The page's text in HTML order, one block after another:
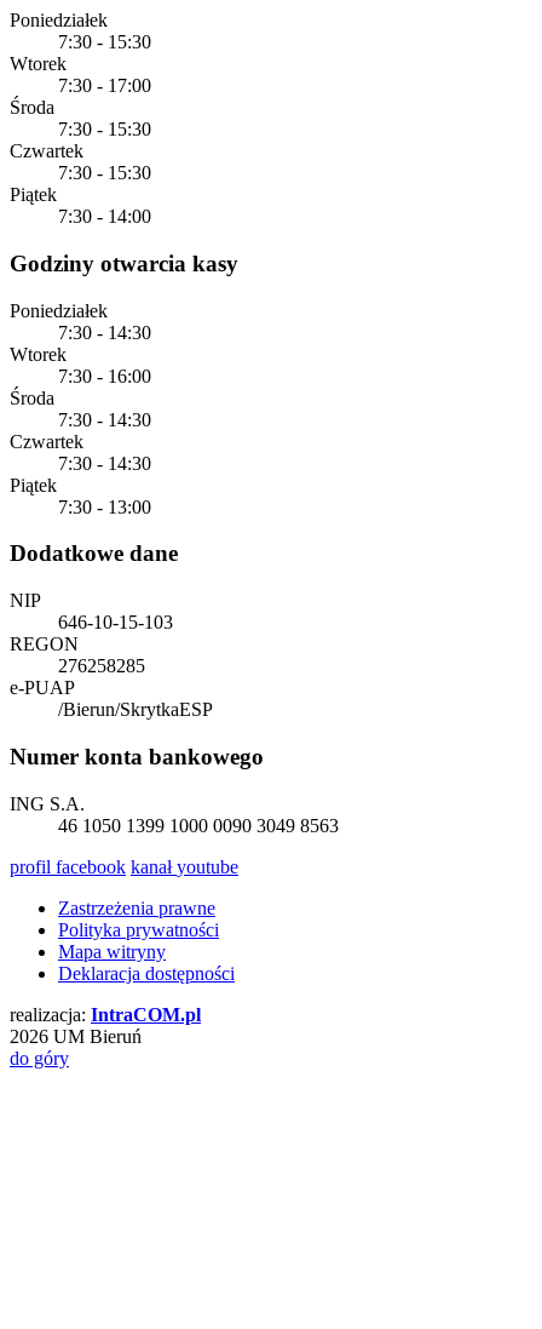
Poniedziałek
7:30 - 15:30
Wtorek
7:30 - 17:00
Środa
7:30 - 15:30
Czwartek
7:30 - 15:30
Piątek
7:30 - 14:00
Godziny otwarcia kasy
Poniedziałek
7:30 - 14:30
Wtorek
7:30 - 16:00
Środa
7:30 - 14:30
Czwartek
7:30 - 14:30
Piątek
7:30 - 13:00
Dodatkowe dane
NIP
646-10-15-103
REGON
276258285
e-PUAP
/Bierun/SkrytkaESP
Numer konta bankowego
ING S.A.
46 1050 1399 1000 0090 3049 8563
profil facebook kanałyoutube
Zastrzeżenia prawne
Polityka prywatności
Mapa witryny
Deklaracja dostępności
realizacja: IntraCOM.pl
2026 UM Bieruń
do góry